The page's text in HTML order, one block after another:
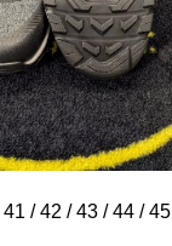
/ 42 / 43 / 44 / 45